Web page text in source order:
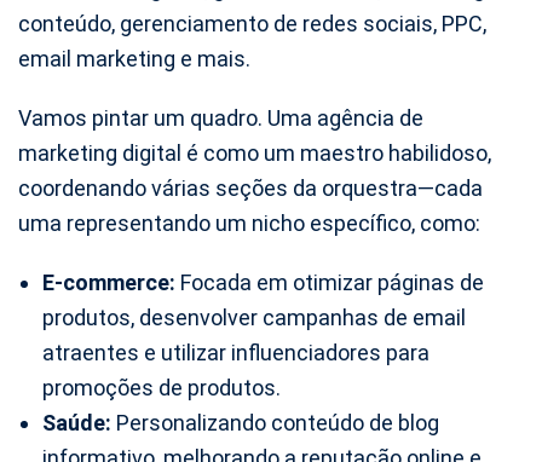
conteúdo, gerenciamento de redes sociais, PPC,
email marketing e mais.
Vamos pintar um quadro. Uma agência de
marketing digital é como um maestro habilidoso,
coordenando várias seções da orquestra—cada
uma representando um nicho específico, como:
E-commerce: Focada em otimizar páginas de
produtos, desenvolver campanhas de email
atraentes e utilizar influenciadores para
promoções de produtos.
Saúde: Personalizando conteúdo de blog